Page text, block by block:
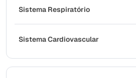
Sistema Respiratório
Sistema Cardiovascular